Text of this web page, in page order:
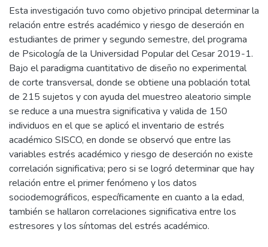
Esta investigación tuvo como objetivo principal determinar la
relación entre estrés académico y riesgo de deserción en
estudiantes de primer y segundo semestre, del programa
de Psicología de la Universidad Popular del Cesar 2019-1.
Bajo el paradigma cuantitativo de diseño no experimental
de corte transversal, donde se obtiene una población total
de 215 sujetos y con ayuda del muestreo aleatorio simple
se reduce a una muestra significativa y valida de 150
individuos en el que se aplicó el inventario de estrés
académico SISCO, en donde se observó que entre las
variables estrés académico y riesgo de deserción no existe
correlación significativa; pero si se logró determinar que hay
relación entre el primer fenómeno y los datos
sociodemográficos, específicamente en cuanto a la edad,
también se hallaron correlaciones significativa entre los
estresores y los síntomas del estrés académico.